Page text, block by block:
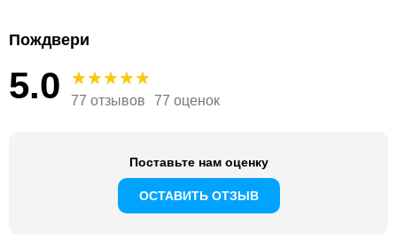
Пождвери
5.0 77 отзывов 77 оценок
Поставьте нам оценку
ОСТАВИТЬ ОТЗЫВ